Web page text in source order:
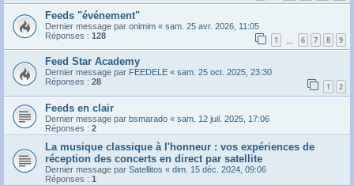
Feeds "événement"
Dernier message par onimim « sam. 25 avr. 2026, 11:05
Réponses : 128 1 6 7 8 9
Feed Star Academy
Dernier message par FEEDELE « sam. 25 oct. 2025, 23:30
Réponses : 28 1 2
Feeds en clair
Dernier message par bsmarado « sam. 12 juil. 2025, 17:06
Réponses : 2
La musique classique à l'honneur : vos expériences de
réception des concerts en direct par satellite
Dernier message par Satellitos « dim. 15 déc. 2024, 09:06
Réponses : 1